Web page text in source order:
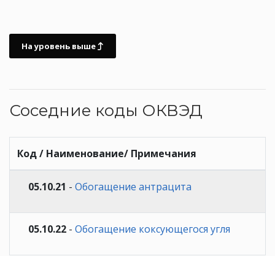
На уровень выше
Соседние коды ОКВЭД
Код / Наименование/ Примечания
05.10.21 - Обогащение антрацита
05.10.22 - Обогащение коксующегося угля